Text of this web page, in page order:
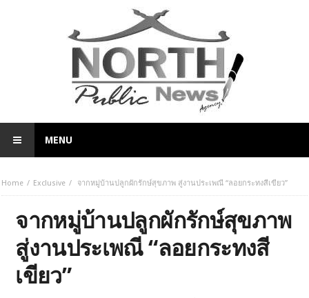
MENU
Home Exclusive จากหมู่บ้านปลูกผักรักษ์สุขภาพ สู่งานประเพณี “ลอยกระทงสีเขียว”
จากหมู่บ้านปลูกผักรักษ์สุขภาพ
สู่งานประเพณี “ลอยกระทงสี
เขียว”